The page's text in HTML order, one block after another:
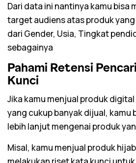
Dari data ini nantinya kamu bisa
target audiens atas produk yang
dari Gender, Usia, Tingkat
sebagainya
Pahami Retensi
Kunci
Jika kamu menjual produk
yang cukup banyak dijual, kamu
lebih lanjut mengenai produk
Misal, kamu menjual produk